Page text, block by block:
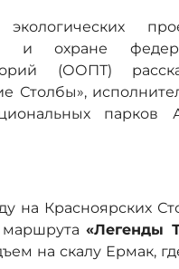
и охране
(ООПТ)
Столбы»,
парков
на Красноярских
маршрута«Легенды
на скалу Ермак,